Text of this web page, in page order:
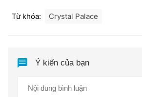
Từ khóa: Crystal Palace
Ý kiến của bạn